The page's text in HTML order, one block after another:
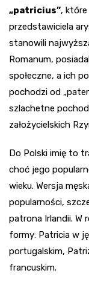
„patricius”,
przedstawiciela
stanowili
Romanum,
społeczne, a ich
pochodzi od
szlachetne
założycielskich
Do Polski imię to
choć jego
wieku. Wersja
popularności,
patrona Irlandii. W
formy: Patricia w
portugalskim,
francuskim.